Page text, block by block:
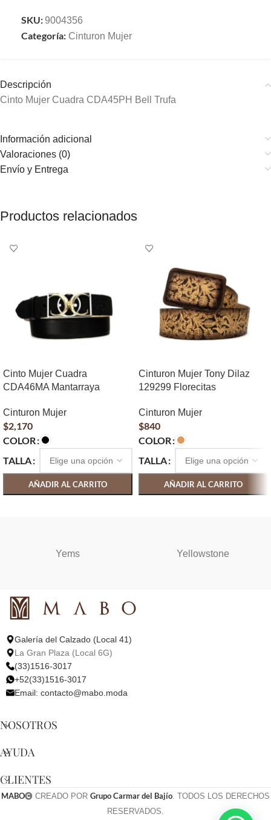
SKU:9004356
Categoría: Cinturon Mujer
Descripción
Cinto Mujer Cuadra CDA45PH Bell Trufa
Información adicional
Valoraciones (0)
Envío y Entrega
Productos relacionados
Cinto Mujer Cuadra
CDA46MA Mantarraya
Cinturon Mujer
$2,170
COLOR
TALLA
AÑADIR AL CARRITO
Cinturon Mujer Tony Dilaz
129299 Florecitas
Cinturon Mujer
$840
COLOR
TALLA
AÑADIR AL CARRITO
Yems Yellowstone
Galería del Calzado (Local 41)
La Gran Plaza (Local 6G)
(33)1516-3017
+52(33)1516-3017
Email: contacto@mabo.moda
NOSOTROS
AYUDA
CLIENTES
MABO CREADO POR Grupo Carmar del Bajío. TODOS LOS DERECHOS
RESERVADOS.